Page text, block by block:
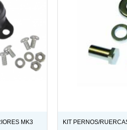
MK3
KIT PERNOS/